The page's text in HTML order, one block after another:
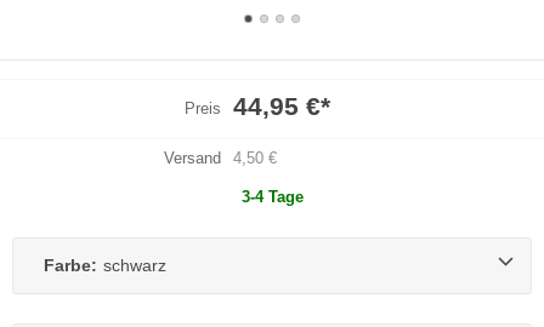
Preis 44,95 €*
Versand 4,50 €
3-4 Tage
Farbe: schwarz